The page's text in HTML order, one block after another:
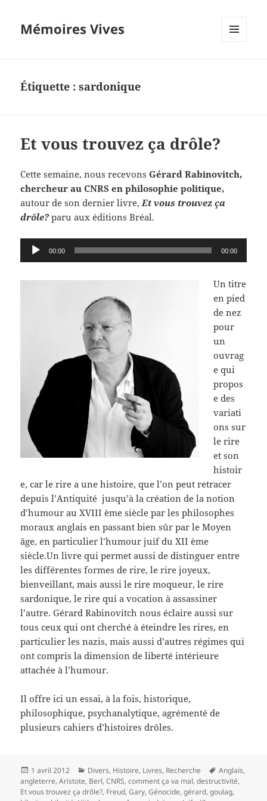
Mémoires Vives
Étiquette :sardonique
Et vous trouvez ça drôle?
Cette semaine, nous recevonsGérard Rabinovitch,
chercheur au CNRS en philosophie politique,
autour de son dernier livre, Et vous trouvez ça
drôle?paru aux éditions Bréal.
Lecteur
audio
00:00 00:00
Un titre
en pied
de nez
pour
un
ouvrag
e qui
propos
e des
variati
ons sur
le rire
et son
histoir
e, car le rire a une histoire, que l’on peut retracer
depuis l’Antiquité jusqu’à la création de la notion
d’humour au XVIII ème siècle par les philosophes
moraux anglais en passant bien sûr par le Moyen
âge, en particulier l’humour juif du XII ème
siècle.Un livre qui permet aussi de distinguer entre
les différentes formes de rire, le rire joyeux,
bienveillant, mais aussi le rire moqueur, le rire
sardonique, le rire qui a vocation à assassiner
l’autre. Gérard Rabinovitch nous éclaire aussi sur
tous ceux qui ont cherché à éteindre les rires, en
particulier les nazis, mais aussi d’autres régimes qui
ont compris la dimension de liberté intérieure
attachée à l’humour.
Il offre ici un essai, à la fois, historique,
philosophique, psychanalytique, agrémenté de
plusieurs cahiers d’histoires drôles.
Publié
le
1 avril 2012 Catégories
Divers, Histoire, Livres, Recherche
Mots-
clés
Anglais,
angleterre,Aristote, Berl,CNRS,comment ça va mal,destructivité,
Et vous trouvez ça drôle?, Freud,Gary,Génocide,gérard,goulag,